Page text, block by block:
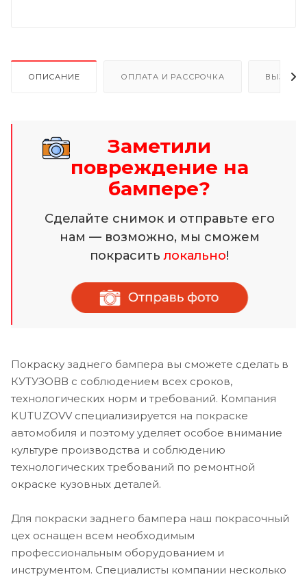
ОПИСАНИЕ ОПЛАТА И РАССРОЧКА ВЫЗОВ
Заметили
повреждение на
бампере?
Сделайте снимок и отправьте его
нам — возможно, мы сможем
покраситьлокально!
Покраску заднего бампера вы сможете сделать в
КУТУЗОВВ с соблюдением всех сроков,
технологических норм и требований. Компания
KUTUZOVV специализируется на покраске
автомобиля и поэтому уделяет особое внимание
культуре производства и соблюдению
технологических требований по ремонтной
окраске кузовных деталей.
Для покраски заднего бампера наш покрасочный
цех оснащен всем необходимым
профессиональным оборудованием и
инструментом. Специалисты компании несколько